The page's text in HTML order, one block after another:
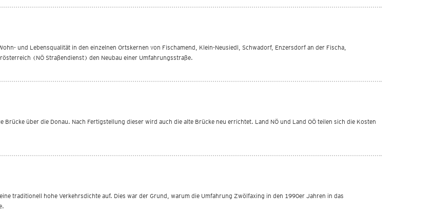
und Lebensqualität in den einzelnen Ortskernen von Fischamend, Klein-Neusiedl, Schwadorf, Enzersdorf an der Fischa,
(NÖ Straßendienst) den Neubau einer Umfahrungsstraße.
über die Donau. Nach Fertigstellung dieser wird auch die alte Brücke neu errichtet. Land NÖ und Land OÖ teilen sich die Kosten
traditionell hohe Verkehrsdichte auf. Dies war der Grund, warum die Umfahrung Zwölfaxing in den 1990er Jahren in das